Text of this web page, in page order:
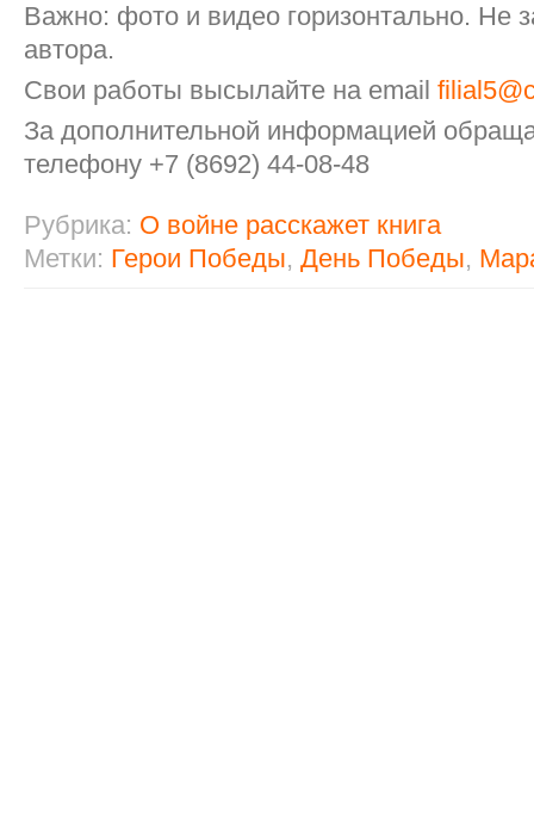
Важно: фото и видео горизонтально. Не
автора.
Свои работы высылайте на email
За дополнительной информацией
телефону +7 (8692) 44-08-48
Рубрика: О войне расскажет книга
Метки: Герои Победы, День Победы,